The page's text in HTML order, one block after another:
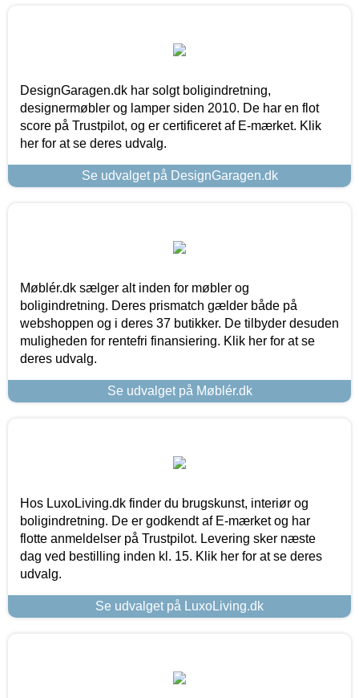
DesignGaragen.dk har solgt boligindretning,
designermøbler og lamper siden 2010. De har en flot
score på Trustpilot, og er certificeret af E-mærket. Klik
her for at se deres udvalg.
Se udvalget på DesignGaragen.dk
Møblér.dk sælger alt inden for møbler og
boligindretning. Deres prismatch gælder både på
webshoppen og i deres 37 butikker. De tilbyder desuden
muligheden for rentefri finansiering. Klik her for at se
deres udvalg.
Se udvalget på Møblér.dk
Hos LuxoLiving.dk finder du brugskunst, interiør og
boligindretning. De er godkendt af E-mærket og har
flotte anmeldelser på Trustpilot. Levering sker næste
dag ved bestilling inden kl. 15. Klik her for at se deres
udvalg.
Se udvalget på LuxoLiving.dk